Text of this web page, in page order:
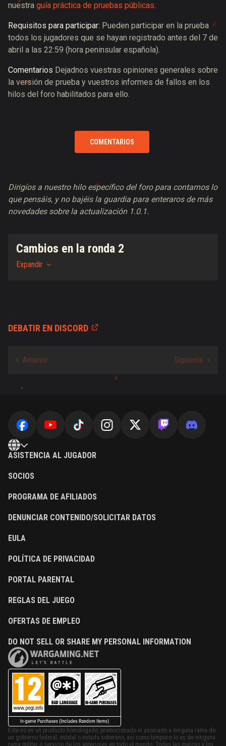
nuestra guía práctica de pruebas públicas.
Requisitos para participar: Pueden participar en la prueba
todos los jugadores que se hayan registrado antes del 7 de
abril a las 22:59 (hora peninsular española).
Comentarios Dejadnos vuestras opiniones generales sobre
la versión de prueba y vuestros informes de fallos en los
hilos del foro habilitados para ello.
COMENTARIOS
Dirigíos a nuestro hilo específico del foro para contarnos lo
que pensáis, y no bajéis la guardia para enteraros de más
novedades sobre la actualización 1.0.1.
Cambios en la ronda 2
Expandir
DEBATIR EN DISCORD
ASISTENCIA AL JUGADOR
SOCIOS
PROGRAMA DE AFILIADOS
DENUNCIAR CONTENIDO/SOLICITAR DATOS
EULA
POLÍTICA DE PRIVACIDAD
PORTAL PARENTAL
REGLAS DEL JUEGO
OFERTAS DE EMPLEO
DO NOT SELL OR SHARE MY PERSONAL INFORMATION
Este no es un producto homologado, promocionado ni asociado a ninguna rama de
un gobierno federal, estatal o estado soberano, así como tampoco lo es de ninguna
rama militar o servicio de los anteriores en todo el mundo. Todas las marcas y los